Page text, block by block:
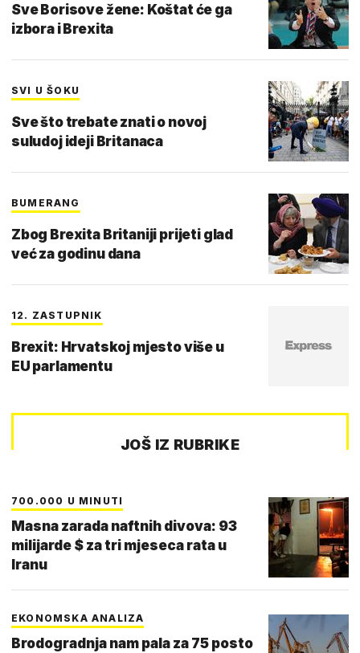
Sve Borisove žene: Koštat će ga
izbora i Brexita
SVI U ŠOKU
Sve što trebate znati o novoj
suludoj ideji Britanaca
BUMERANG
Zbog Brexita Britaniji prijeti glad
već za godinu dana
12. ZASTUPNIK
Brexit: Hrvatskoj mjesto više u
EU parlamentu
JOŠ IZ RUBRIKE
700.000 U MINUTI
Masna zarada naftnih divova: 93
milijarde $ za tri mjeseca rata u
Iranu
EKONOMSKA ANALIZA
Brodogradnja nam pala za 75 posto